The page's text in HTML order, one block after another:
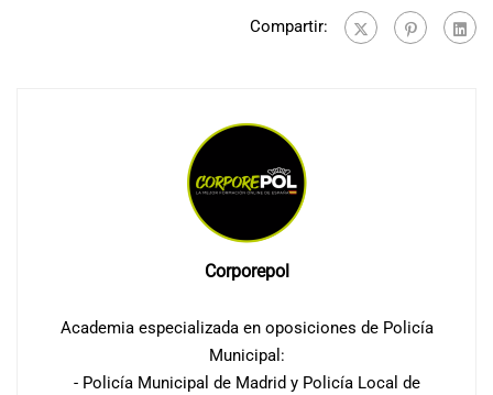
Compartir:
Corporepol
Academia especializada en oposiciones de Policía
Municipal:
- Policía Municipal de Madrid y Policía Local de